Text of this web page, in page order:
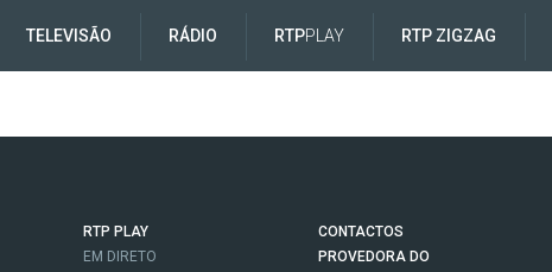
TELEVISÃO RÁDIO RTPPLAY RTP ZIGZAG
RTP PLAY
EM DIRETO
CONTACTOS
PROVEDORA DO